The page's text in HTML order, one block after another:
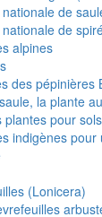
de
de
alpines
des pépinières
la plante
plantes pour
indigènes
(Lonicera)